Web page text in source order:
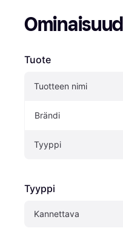
Tuote
Tuotteen nimi
Brändi
Tyyppi
Tyyppi
Kannettava